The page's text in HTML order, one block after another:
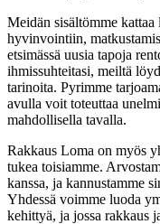
Meidän sisältömme
hyvinvointiin,
etsimässä uusia tapoja
ihmissuhteitasi, meiltä
tarinoita. Pyrimme
avulla voit toteuttaa
mahdollisella tavalla.
Rakkaus Loma on myös
tukea toisiamme.
kanssa, ja kannustamme
Yhdessä voimme luoda
kehittyä, ja jossa rakkaus